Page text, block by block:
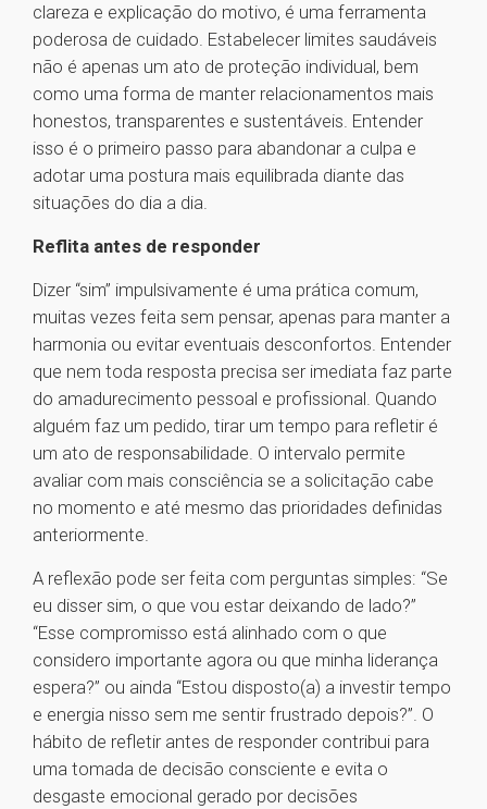
clareza e explicação do motivo, é uma ferramenta
poderosa de cuidado. Estabelecer limites saudáveis
não é apenas um ato de proteção individual, bem
como uma forma de manter relacionamentos mais
honestos, transparentes e sustentáveis. Entender
isso é o primeiro passo para abandonar a culpa e
adotar uma postura mais equilibrada diante das
situações do dia a dia.
Reflita antes de responder
Dizer “sim” impulsivamente é uma prática comum,
muitas vezes feita sem pensar, apenas para manter a
harmonia ou evitar eventuais desconfortos. Entender
que nem toda resposta precisa ser imediata faz parte
do amadurecimento pessoal e profissional. Quando
alguém faz um pedido, tirar um tempo para refletir é
um ato de responsabilidade. O intervalo permite
avaliar com mais consciência se a solicitação cabe
no momento e até mesmo das prioridades definidas
anteriormente.
A reflexão pode ser feita com perguntas simples: “Se
eu disser sim, o que vou estar deixando de lado?”
“Esse compromisso está alinhado com o que
considero importante agora ou que minha liderança
espera?” ou ainda “Estou disposto(a) a investir tempo
e energia nisso sem me sentir frustrado depois?”. O
hábito de refletir antes de responder contribui para
uma tomada de decisão consciente e evita o
desgaste emocional gerado por decisões